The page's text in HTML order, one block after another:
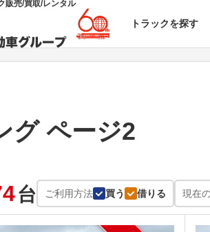
販売/買取/レンタル
トラックを探す
グ ページ2
台 ご利用方法 買う 借りる 現在